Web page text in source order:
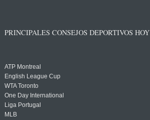
PRINCIPALES CONSEJOS DEPORTIVOS HOY
ATP Montreal
English League Cup
WTA Toronto
One Day International
Liga Portugal
MLB